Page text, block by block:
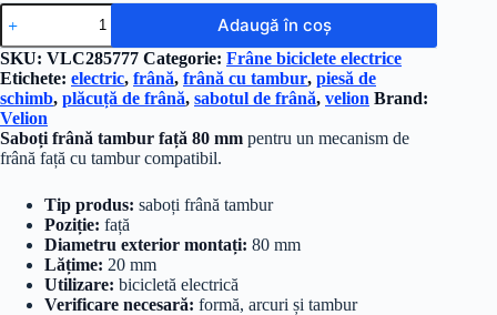
Cantitate
Saboți
frână
tambur
față
80
mm
Adaugă în coș
SKU: VLC285777 Categorie: Frâne biciclete electrice
Etichete: electric, frână, frână cu tambur, piesă de
schimb, plăcuță de frână, sabotul de frână, velion Brand:
Velion
Saboți frână tambur față 80 mm pentru un mecanism de
frână față cu tambur compatibil.
Tip produs: saboți frână tambur
Poziție: față
Diametru exterior montați: 80 mm
Lățime: 20 mm
Utilizare: bicicletă electrică
Verificare necesară: formă, arcuri și tambur